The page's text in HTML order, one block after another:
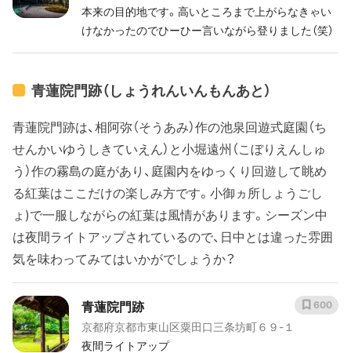
本来の目的地です。高いところまで上がらなきゃい
けなかったのでひーひー言いながら登りました（笑）
青蓮院門跡（しょうれんいんもんあと）
青蓮院門跡は、相阿弥（そうあみ）作の池泉回遊式庭園（ち
せんかいゆうしきていえん）と小堀遠州（こぼりえんしゅ
う）作の霧島の庭があり、庭園内をゆっくり回遊して眺め
る紅葉はここだけの楽しみ方です。小御ヵ所しょうごし
ょ)で一服しながらの紅葉は風情があります。シーズン中
は夜間ライトアップされているので、日中とは違った雰囲
気を味わってみてはいかがでしょうか？
青蓮院門跡
京都府京都市東山区粟田口三条坊町６９-１
夜間ライトアップ
600